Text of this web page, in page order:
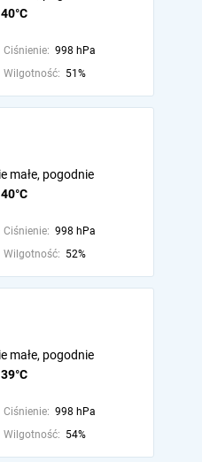
40°C
Ciśnienie: 998 hPa
Wilgotność: 51%
40°C
małe, pogodnie
Ciśnienie: 998 hPa
Wilgotność: 52%
39°C
małe, pogodnie
Ciśnienie: 998 hPa
Wilgotność: 54%